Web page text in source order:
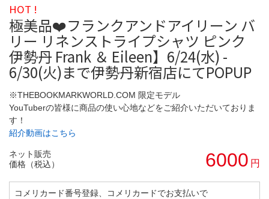
HOT !
極美品❤️フランクアンドアイリーン バ
リー リネンストライプシャツ ピンク
伊勢丹 Frank ＆ Eileen】6/24(水) -
6/30(火)まで伊勢丹新宿店にてPOPUP
※THEBOOKMARKWORLD.COM 限定モデル
YouTuberの皆様に商品の使い心地などをご紹介いただいておりま
す！
紹介動画はこちら
ネット販売
価格（税込）
6000 円
コメリカード番号登録、コメリカードでお支払いで